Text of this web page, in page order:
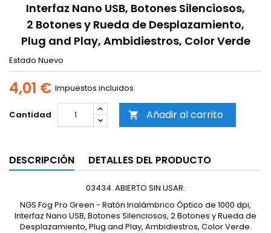
Interfaz Nano USB, Botones Silenciosos,
2 Botones y Rueda de Desplazamiento,
Plug and Play, Ambidiestros, Color Verde
Estado Nuevo
4,01 € Impuestos incluidos
Cantidad  Añadir al carrito
DESCRIPCIÓN DETALLES DEL PRODUCTO
03434. ABIERTO SIN USAR.
NGS Fog Pro Green - Ratón Inalámbrico Óptico de 1000 dpi,
Interfaz Nano USB, Botones Silenciosos, 2 Botones y Rueda de
Desplazamiento, Plug and Play, Ambidiestros, Color Verde.